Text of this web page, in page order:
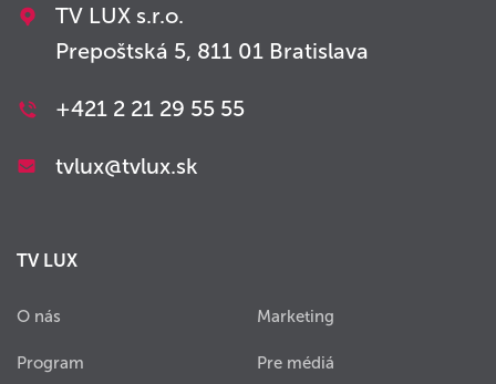
TV LUX s.r.o.
Prepoštská 5, 811 01 Bratislava
+421 2 21 29 55 55
tvlux@tvlux.sk
TV LUX
O nás
Program
Marketing
Pre médiá